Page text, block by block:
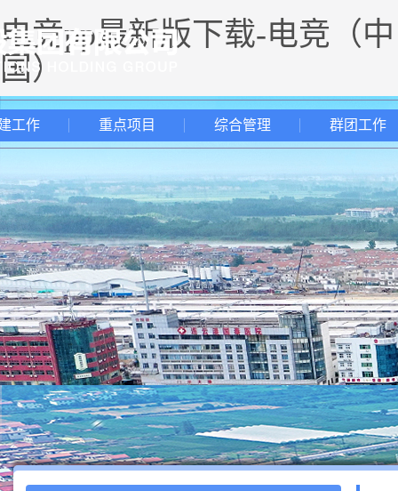
电竞pp最新版下载-电竞（中
国）
工作 重点项目 综合管理 群团工作